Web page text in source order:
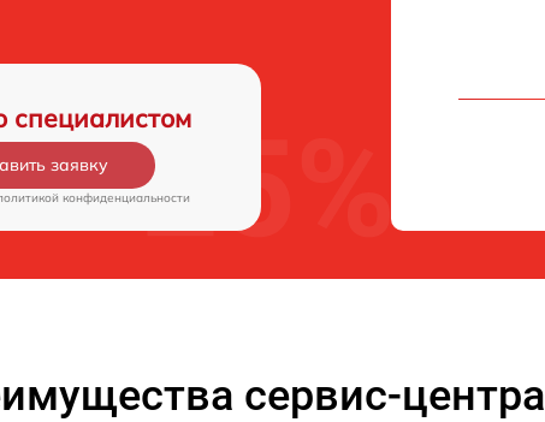
специалистом
заявку
конфиденциальности
сервис-центра